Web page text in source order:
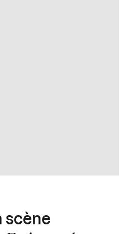
scène